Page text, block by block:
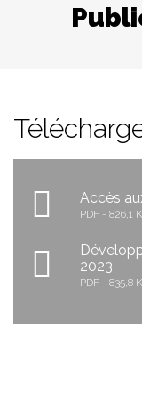
Accès
PDF 826,1
2023
PDF 835,8